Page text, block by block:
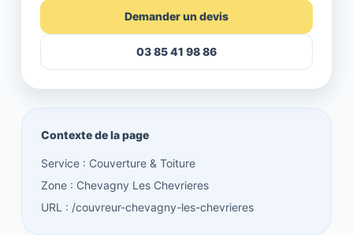
Demander un devis
03 85 41 98 86
Contexte de la page
Service : Couverture & Toiture
Zone : Chevagny Les Chevrieres
URL : /couvreur-chevagny-les-chevrieres